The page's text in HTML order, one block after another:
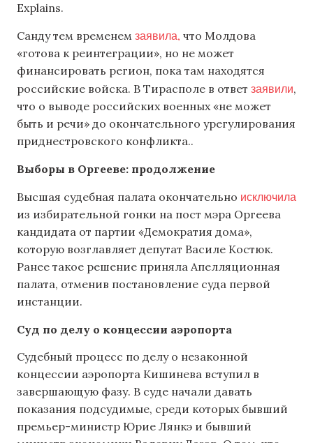
Explains.
Санду тем временем заявила, что Молдова
«готова к реинтеграции», но не может
финансировать регион, пока там находятся
российские войска. В Тирасполе в ответ заявили,
что о выводе российских военных «не может
быть и речи» до окончательного урегулирования
приднестровского конфликта..
Выборы в Оргееве: продолжение
Высшая судебная палата окончательно исключила
из избирательной гонки на пост мэра Оргеева
кандидата от партии «Демократия дома»,
которую возглавляет депутат Василе Костюк.
Ранее такое решение приняла Апелляционная
палата, отменив постановление суда первой
инстанции.
Суд по делу о концессии аэропорта
Судебный процесс по делу о незаконной
концессии аэропорта Кишинева вступил в
завершающую фазу. В суде начали давать
показания подсудимые, среди которых бывший
премьер-министр Юрие Лянкэ и бывший